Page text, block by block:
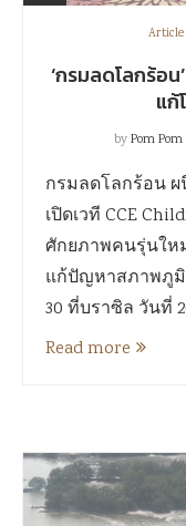
Article
‘กรมลดโลกร้อ
แก้
byPom Pom
กรมลดโลกร้อน ผ
เปิดเวที CCE
ศักยภาพคนรุ่นให
แก้ปัญหาสภาพภูมิ
30 ที่บราซิล ​วันที่
Read more